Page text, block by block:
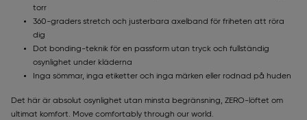
torr
360-graders stretch och justerbara axelband för friheten att röra
dig
Dot bonding-teknik för en passform utan tryck och fullständig
osynlighet under kläderna
Inga sömmar, inga etiketter och inga märken eller rodnad på huden
Det här är absolut osynlighet utan minsta begränsning, ZERO-löftet om
ultimat komfort. Move comfortably through our world.